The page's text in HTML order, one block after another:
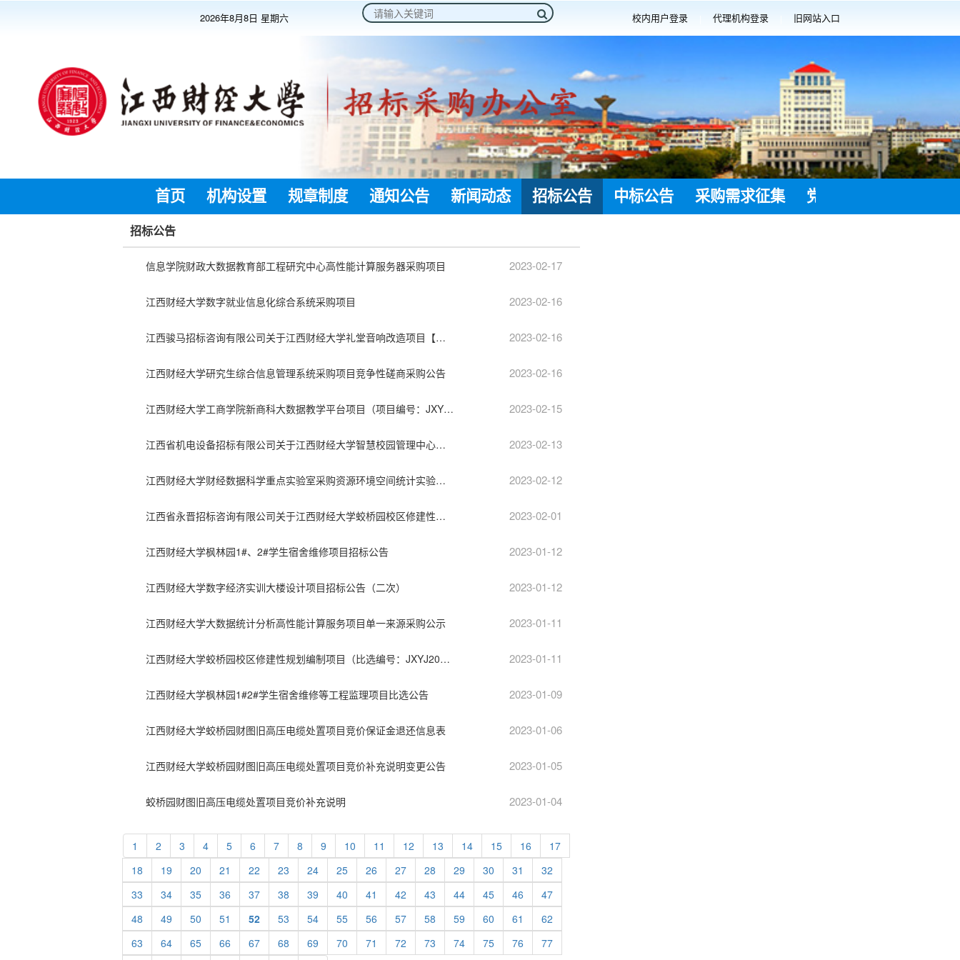
2026年8月8日 星期六 校内用户登录 代理机构登录 旧网站入口
首页 机构设置 规章制度 通知公告 新闻动态 招标公告 中标公告 采购需求征集 党建工作
招标公告
信息学院财政大数据教育部工程研究中心高性能计算服务器采购项目 2023-02-17
江西财经大学数字就业信息化综合系统采购项目 2023-02-16
江西骏马招标咨询有限公司关于江西财经大学礼堂音响改造项目【项目编号：JXJM20230198】询价采购公告 2023-02-16
江西财经大学研究生综合信息管理系统采购项目竞争性磋商采购公告 2023-02-16
江西财经大学工商学院新商科大数据教学平台项目（项目编号：JXYJ2023-F0016）比选公告 2023-02-15
江西省机电设备招标有限公司关于江西财经大学智慧校园管理中心计算机网络设备项目 询价公告 2023-02-13
江西财经大学财经数据科学重点实验室采购资源环境空间统计实验设备项目单一来源采购公示 2023-02-12
江西省永晋招标咨询有限公司关于江西财经大学蛟桥园校区修建性规划编制项目（比选编号：JXYJ2023-F0004-1）第二次比选公告 2023-02-01
江西财经大学枫林园1#、2#学生宿舍维修项目招标公告 2023-01-12
江西财经大学数字经济实训大楼设计项目招标公告（二次） 2023-01-12
江西财经大学大数据统计分析高性能计算服务项目单一来源采购公示 2023-01-11
江西财经大学蛟桥园校区修建性规划编制项目（比选编号：JXYJ2023-F0004）比选公告 2023-01-11
江西财经大学枫林园1#2#学生宿舍维修等工程监理项目比选公告 2023-01-09
江西财经大学蛟桥园财图旧高压电缆处置项目竞价保证金退还信息表 2023-01-06
江西财经大学蛟桥园财图旧高压电缆处置项目竞价补充说明变更公告 2023-01-05
蛟桥园财图旧高压电缆处置项目竞价补充说明 2023-01-04
1 2 3 4 5 6 7 8 9 10 11 12 13 14 15 16
17
18
19 20 21 22 23 24 25 26 27 28 29 30 31
32
33
34 35 36 37 38 39 40 41 42 43 44 45 46
47
48
49 50 51 52 53 54 55 56 57 58 59 60 61
62
63
64 65 66 67 68 69 70 71 72 73 74 75 76 77